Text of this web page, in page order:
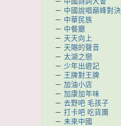
－ 中國說唱巔峰對決
－ 中華民族
－ 中餐廳
－ 天天向上
－ 天賜的聲音
－ 太湖之戀
－ 少年出遊記
－ 王牌對王牌
－ 加油小店
－ 加康加年味
－ 去野吧 毛孩子
－ 打卡吧 吃貨團
－ 未來中國